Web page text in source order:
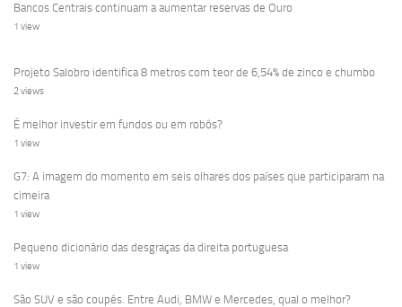
Bancos Centrais continuam a aumentar reservas de Ouro
1 view
Projeto Salobro identifica 8 metros com teor de 6,54% de zinco e chumbo
2 views
É melhor investir em fundos ou em robôs?
1 view
G7: A imagem do momento em seis olhares dos países que participaram na
cimeira
1 view
Pequeno dicionário das desgraças da direita portuguesa
1 view
São SUV e são coupés. Entre Audi, BMW e Mercedes, qual o melhor?